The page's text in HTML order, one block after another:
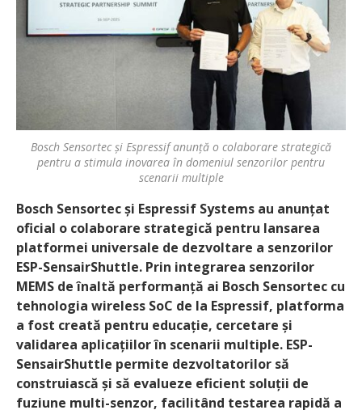
Bosch Sensortec și Espressif anunță o colaborare strategică
pentru a stimula inovarea în domeniul senzorilor pentru
scenarii multiple
Bosch Sensortec și Espressif Systems au anunțat
oficial o colaborare strategică pentru lansarea
platformei universale de dezvoltare a senzorilor
ESP-SensairShuttle. Prin integrarea senzorilor
MEMS de înaltă performanță ai Bosch Sensortec cu
tehnologia wireless SoC de la Espressif, platforma
a fost creată pentru educație, cercetare și
validarea aplicațiilor în scenarii multiple. ESP-
SensairShuttle permite dezvoltatorilor să
construiască și să evalueze eficient soluții de
fuziune multi-senzor, facilitând testarea rapidă a